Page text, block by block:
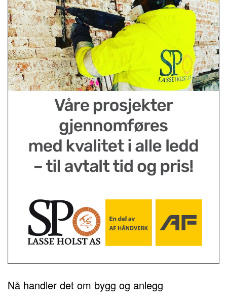
Nå handler det om bygg og anlegg